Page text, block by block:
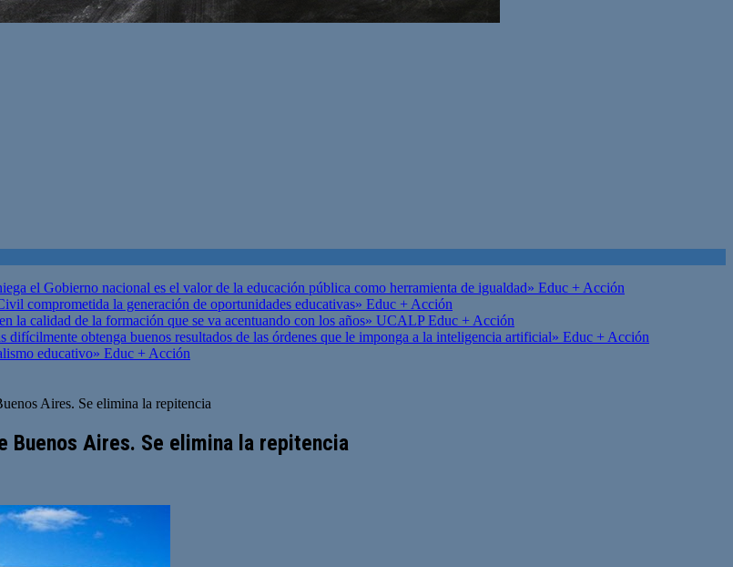
el Gobierno nacional es el valor de la educación pública como herramienta de igualdad» Educ + Acción
comprometida la generación de oportunidades educativas» Educ + Acción
la calidad de la formación que se va acentuando con los años» UCALPEduc + Acción
obtenga buenos resultados de las órdenes que le imponga a la inteligencia artificial» Educ + Acción
educativo» Educ + Acción
Aires. Se elimina la repitencia
Buenos Aires. Se elimina la repitencia